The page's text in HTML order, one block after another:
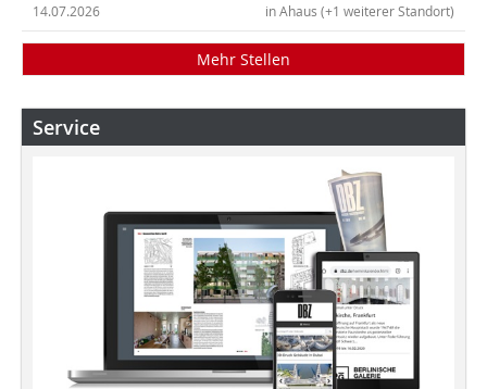
in Ahaus (+1 weiterer Standort)
14.07.2026
Mehr Stellen
Service